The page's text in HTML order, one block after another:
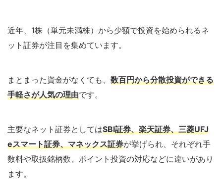
近年、1株（単元未満株）から少額で投資を始められるネ
ット証券が注目を集めています。
まとまった資金がなくても、 数百円から分散投資ができる
手軽さが人気の理由です。
主要なネット証券としてはSBI証券、楽天証券、三菱UFJ
eスマート証券、マネックス証券が挙げられ、それぞれ手
数料や取扱銘柄数、ポイント投資の対応などに違いがあり
ます。